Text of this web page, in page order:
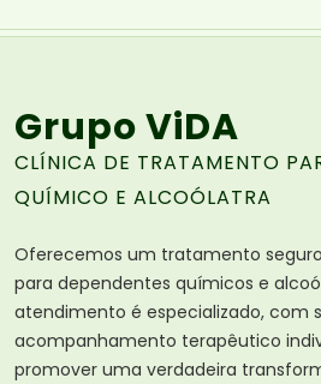
Grupo ViDA
CLÍNICA DE TRATAMENTO
QUÍMICO E ALCOÓLATRA
Oferecemos um tratamento
para dependentes químicos e
atendimento é especializado, com
acompanhamento terapêutico
promover uma verdadeira